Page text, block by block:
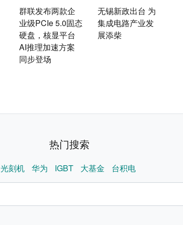
群联发布两款企
业级PCIe 5.0固态
硬盘，核显平台
AI推理加速方案
同步登场
无锡新政出台 为
集成电路产业发
展添柴
热门搜索
光刻机 华为 IGBT 大基金 台积电